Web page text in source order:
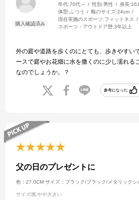
年代:70代～ 性別:男性 身長:
体型:ふつう 靴のサイズ:24cm
現在実施のスポーツ:フィットネス
スポーツ・アウトドア歴:3年以上
外の庭や道路を歩くのにとても、歩きやすい
ースで庭やお花畑に水を撒くのに少し濡れる
なのでしょうか。？
参考になった
父の日のプレゼントに
色：27.0CM サイズ：ブラック/ブラック/メタリックシ
サイズ感:やや大きい